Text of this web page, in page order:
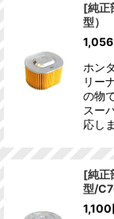
[純正
型）
1,056
ホン
リー
の物
スー
応し
[純正
型/
1,100